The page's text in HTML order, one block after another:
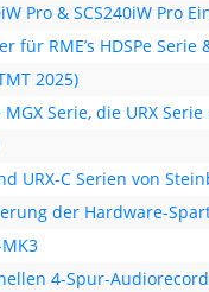
Pro & SCS240iW Pro
für RME’s HDSPe Serie
2025)
Serie, die URX Serie
URX-C Serien von
der Hardware-
MK3
4-Spur-